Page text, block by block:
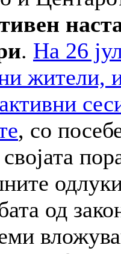
. На 26
жители,
, со
од